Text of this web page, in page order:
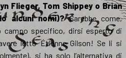
Flieger, Tom Shippey o Brian
alcuni nomi)?Sarebbe come,
campo specifico, dirsi esperto di
letto Étienne Gilson! Se li si
si ha solo l’alternativa di